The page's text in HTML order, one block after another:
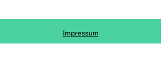
Frontglanzlaminierung Zurück
Format 10 x 15 cmImpressum
AGB